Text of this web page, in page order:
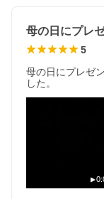
5
母の日にプレゼ
した。